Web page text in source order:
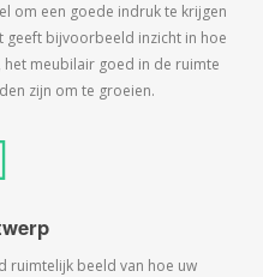
om een goede indruk te krijgen
geeft bijvoorbeeld inzicht in hoe
meubilair goed in de ruimte
zijn om te groeien.
ruimtelijk beeld van hoe uw